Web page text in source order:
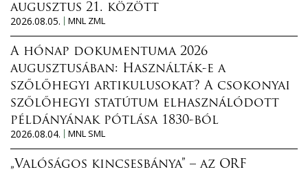
augusztus 21. között
2026.08.05.
MNL ZML
A hónap dokumentuma 2026
augusztusában: Használták-e a
szőlőhegyi artikulusokat? A csokonyai
szőlőhegyi statútum elhasználódott
példányának pótlása 1830-ból
2026.08.04.
MNL SML
„Valóságos kincsesbánya” – az ORF